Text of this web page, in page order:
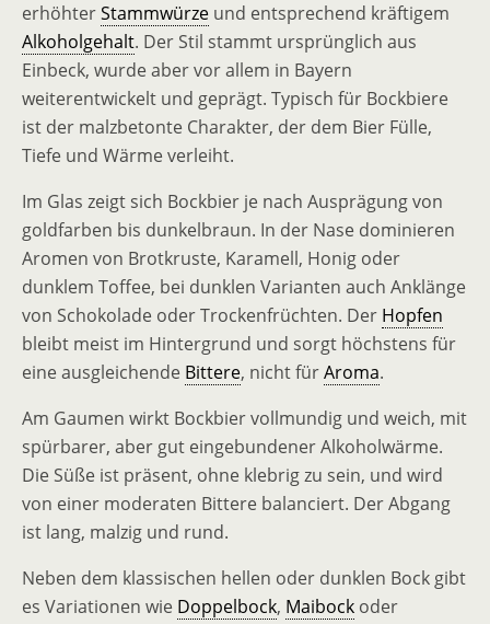
erhöhterStammwürze und entsprechend kräftigem
Alkoholgehalt. Der Stil stammt ursprünglich aus
Einbeck, wurde aber vor allem in Bayern
weiterentwickelt und geprägt. Typisch für Bockbiere
ist der malzbetonte Charakter, der dem Bier Fülle,
Tiefe und Wärme verleiht.
Im Glas zeigt sich Bockbier je nach Ausprägung von
goldfarben bis dunkelbraun. In der Nase dominieren
Aromen von Brotkruste, Karamell, Honig oder
dunklem Toffee, bei dunklen Varianten auch Anklänge
von Schokolade oder Trockenfrüchten. Der Hopfen
bleibt meist im Hintergrund und sorgt höchstens für
eine ausgleichende Bittere, nicht fürAroma.
Am Gaumen wirkt Bockbier vollmundig und weich, mit
spürbarer, aber gut eingebundener Alkoholwärme.
Die Süße ist präsent, ohne klebrig zu sein, und wird
von einer moderaten Bittere balanciert. Der Abgang
ist lang, malzig und rund.
Neben dem klassischen hellen oder dunklen Bock gibt
es Variationen wie Doppelbock, Maibock oder